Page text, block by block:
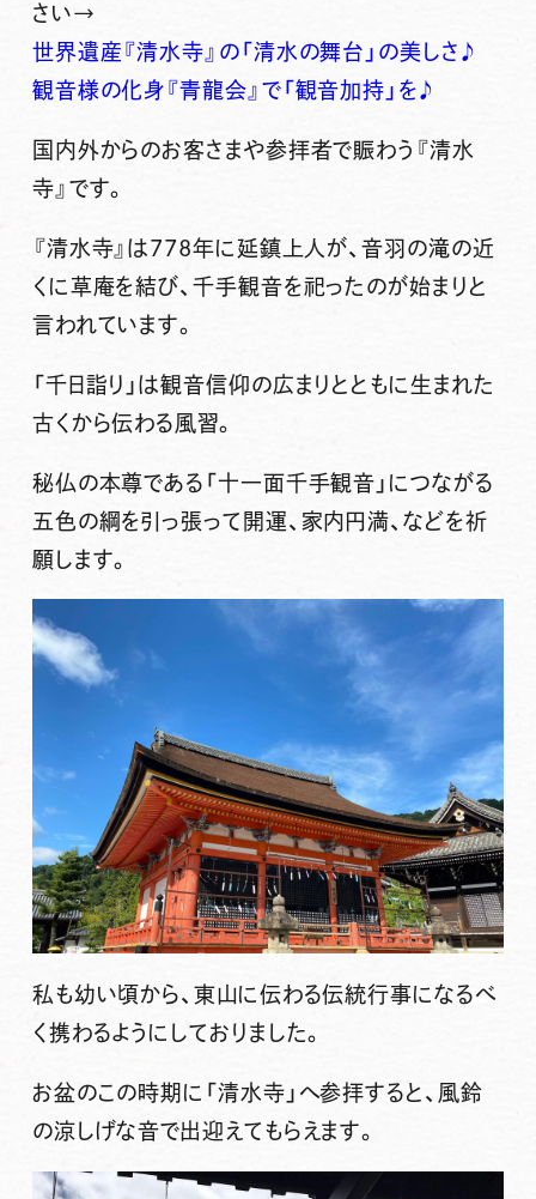
さい→
世界遺産『清水寺』の「清水の舞台」の美しさ♪
観音様の化身『青龍会』で「観音加持」を♪
国内外からのお客さまや参拝者で賑わう『清水
寺』です。
『清水寺』は778年に延鎮上人が、音羽の滝の近
くに草庵を結び、千手観音を祀ったのが始まりと
言われています。
「千日詣り」は観音信仰の広まりとともに生まれた
古くから伝わる風習。
秘仏の本尊である「十一面千手観音」につながる
五色の綱を引っ張って開運、家内円満、などを祈
願します。
私も幼い頃から、東山に伝わる伝統行事になるべ
く携わるようにしておりました。
お盆のこの時期に「清水寺」へ参拝すると、風鈴
の涼しげな音で出迎えてもらえます。